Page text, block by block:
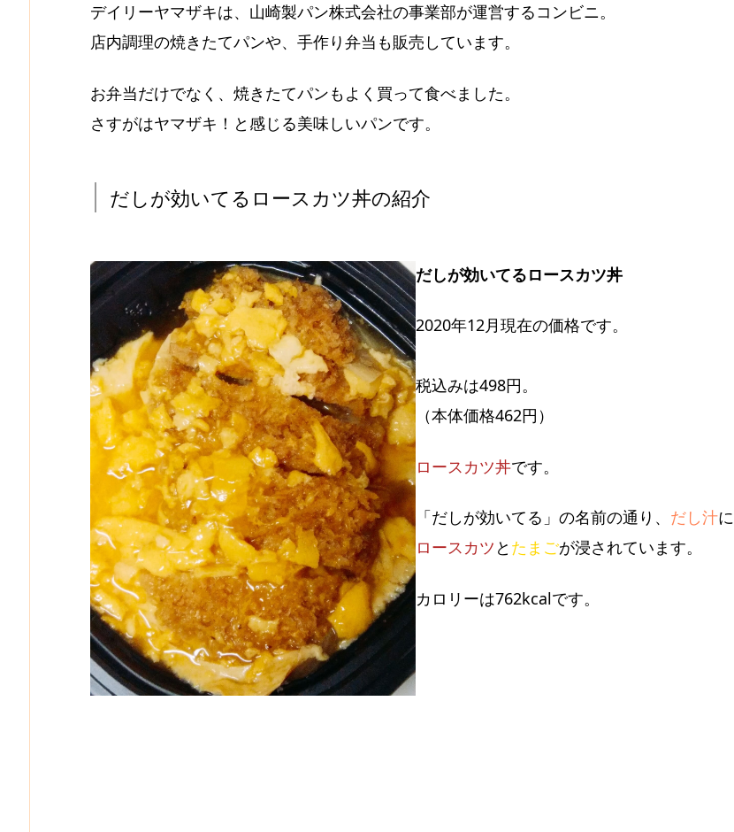
デイリーヤマザキは、山崎製パン株式会社の事業部が運営するコンビニ。
店内調理の焼きたてパンや、手作り弁当も販売しています。
お弁当だけでなく、焼きたてパンもよく買って食べました。
さすがはヤマザキ！と感じる美味しいパンです。
だしが効いてるロースカツ丼の紹介
だしが効いてるロースカツ丼
2020年12月現在の価格です。
税込みは498円。
（本体価格462円）
ロースカツ丼です。
「だしが効いてる」の名前の通り、 だし汁に
ロースカツ と たまごが浸されています。
カロリーは762kcalです。